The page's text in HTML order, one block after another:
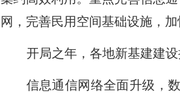
网，完善民用空间基础设施，
开局之年，各地新基建建
信息通信网络全面升级，